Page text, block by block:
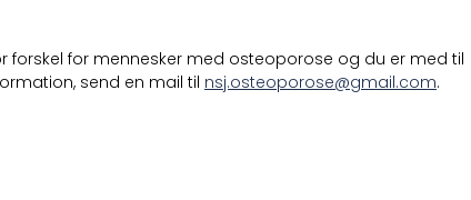
forskel for mennesker med osteoporose og du er med til
send en mail til nsj.osteoporose@gmail.com.